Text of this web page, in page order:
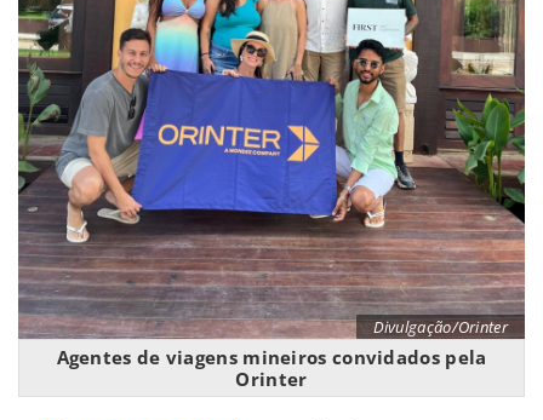
Divulgação/Orinter
Agentes de viagens mineiros convidados pela
Orinter